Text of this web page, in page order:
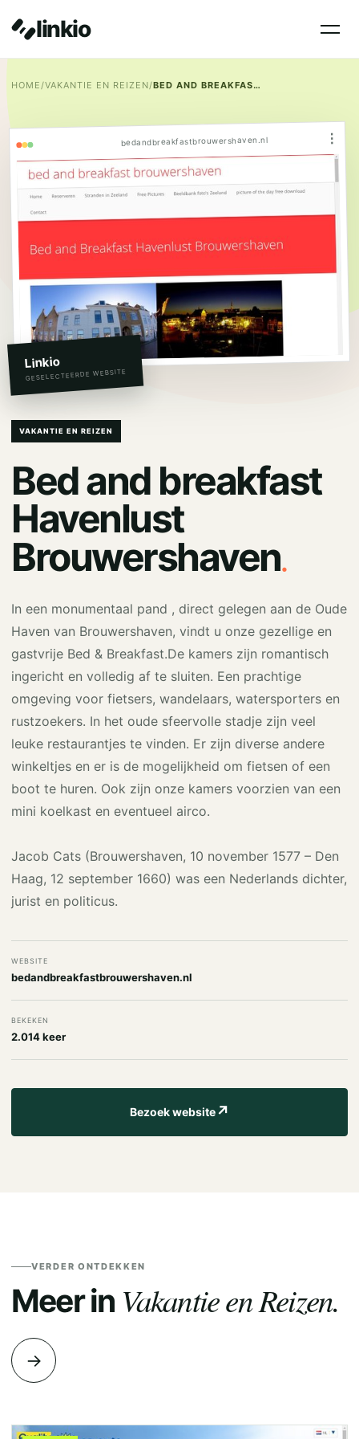
linkio
HOME/VAKANTIE EN REIZEN/ BED AND BREAKFAST HAVENLUST BROUWERSHAVEN
bedandbreakfastbrouwershaven.nl ⋮
Linkio
GESELECTEERDE WEBSITE
VAKANTIE EN REIZEN
Bed and breakfast
Havenlust
Brouwershaven.
In een monumentaal pand , direct gelegen aan de Oude
Haven van Brouwershaven, vindt u onze gezellige en
gastvrije Bed & Breakfast.De kamers zijn romantisch
ingericht en volledig af te sluiten. Een prachtige
omgeving voor fietsers, wandelaars, watersporters en
rustzoekers. In het oude sfeervolle stadje zijn veel
leuke restaurantjes te vinden. Er zijn diverse andere
winkeltjes en er is de mogelijkheid om fietsen of een
boot te huren. Ook zijn onze kamers voorzien van een
mini koelkast en eventueel airco.
Jacob Cats (Brouwershaven, 10 november 1577 – Den
Haag, 12 september 1660) was een Nederlands dichter,
jurist en politicus.
WEBSITE
bedandbreakfastbrouwershaven.nl
BEKEKEN
2.014 keer
Bezoek website↗
VERDER ONTDEKKEN
Meer in Vakantie en Reizen.
→